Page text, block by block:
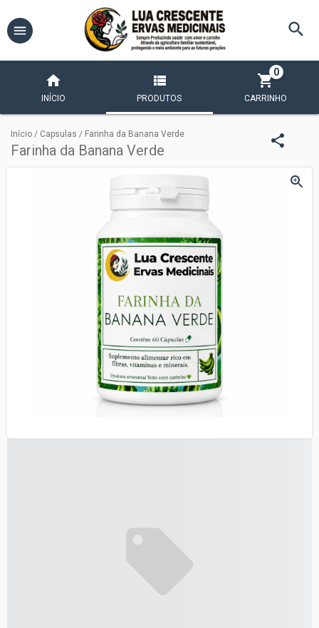
INÍCIO PRODUTOS CARRINHO
0
Início / Capsulas / Farinha da Banana Verde
Farinha da Banana Verde